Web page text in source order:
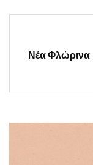
Νέα Φλώρινα